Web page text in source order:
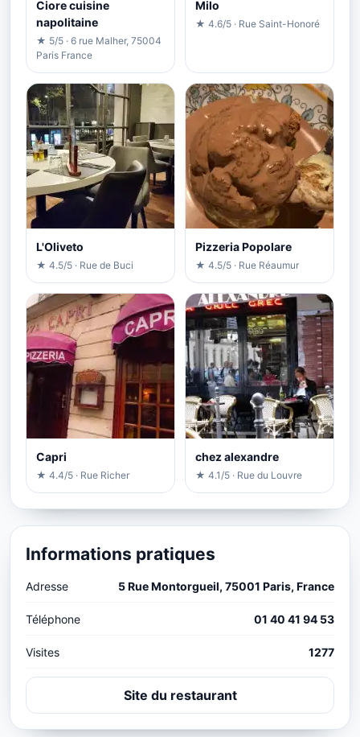
Ciore cuisine
napolitaine
★ 5/5 · 6 rue Malher, 75004
Paris France
Milo
★ 4.6/5 · Rue Saint-Honoré
L'Oliveto
★ 4.5/5 · Rue de Buci
Pizzeria Popolare
★ 4.5/5 · Rue Réaumur
Capri
★ 4.4/5 · Rue Richer
chez alexandre
★ 4.1/5 · Rue du Louvre
Informations pratiques
Adresse 5 Rue Montorgueil, 75001 Paris, France
Téléphone 01 40 41 94 53
Visites 1277
Site du restaurant